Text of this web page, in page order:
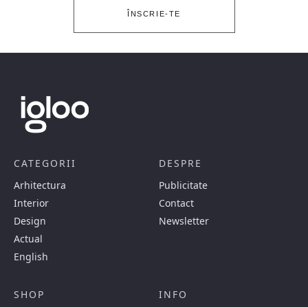
ÎNSCRIE-TE
CATEGORII
Arhitectura
Interior
Design
Actual
English
DESPRE
Publicitate
Contact
Newsletter
SHOP INFO